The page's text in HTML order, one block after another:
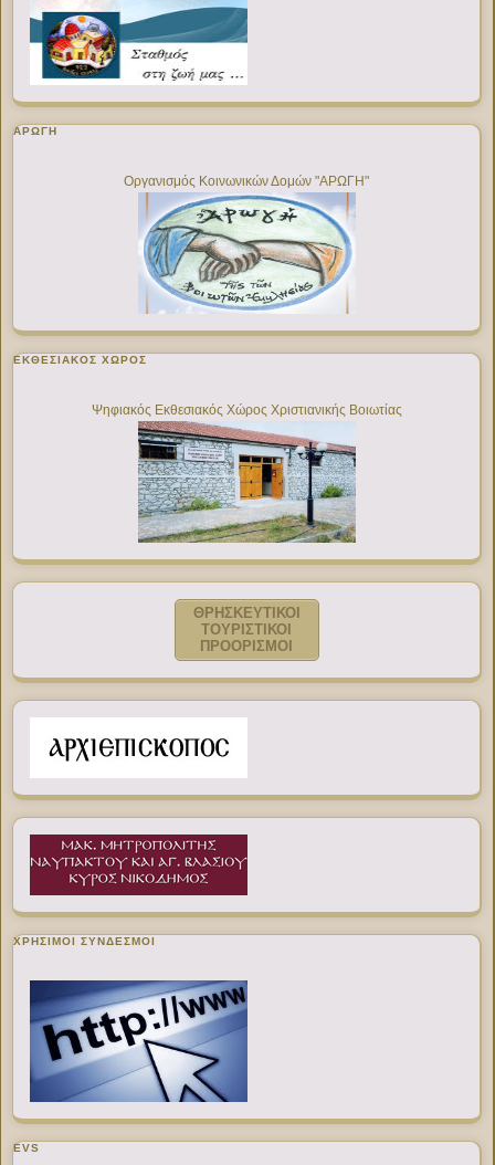
ΑΡΩΓΗ
Οργανισμός Κοινωνικών Δομών "ΑΡΩΓΗ"
ΕΚΘΕΣΙΑΚΌΣ ΧΏΡΟΣ
Ψηφιακός Εκθεσιακός Χώρος Χριστιανικής Βοιωτίας
ΘΡΗΣΚΕΥΤΙΚΟΙ
ΤΟΥΡΙΣΤΙΚΟΙ
ΠΡΟΟΡΙΣΜΟΙ
ΧΡΉΣΙΜΟΙ ΣΎΝΔΕΣΜΟΙ
EVS